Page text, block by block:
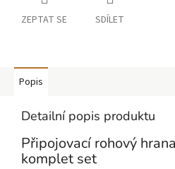
ZEPTAT SE SDÍLET
Popis
Detailní popis produktu
Připojovací rohový
komplet set